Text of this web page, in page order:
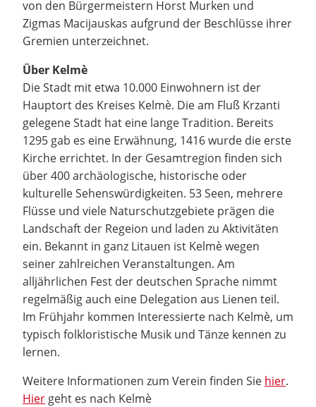
von den Bürgermeistern Horst Murken und
Zigmas Macijauskas aufgrund der Beschlüsse ihrer
Gremien unterzeichnet.
Über Kelmè
Die Stadt mit etwa 10.000 Einwohnern ist der
Hauptort des Kreises Kelmè. Die am Fluß Krzanti
gelegene Stadt hat eine lange Tradition. Bereits
1295 gab es eine Erwähnung, 1416 wurde die erste
Kirche errichtet. In der Gesamtregion finden sich
über 400 archäologische, historische oder
kulturelle Sehenswürdigkeiten. 53 Seen, mehrere
Flüsse und viele Naturschutzgebiete prägen die
Landschaft der Regeion und laden zu Aktivitäten
ein. Bekannt in ganz Litauen ist Kelmè wegen
seiner zahlreichen Veranstaltungen. Am
alljährlichen Fest der deutschen Sprache nimmt
regelmäßig auch eine Delegation aus Lienen teil.
Im Frühjahr kommen Interessierte nach Kelmè, um
typisch folkloristische Musik und Tänze kennen zu
lernen.
Weitere Informationen zum Verein finden Sie hier.
Hier geht es nach Kelmè